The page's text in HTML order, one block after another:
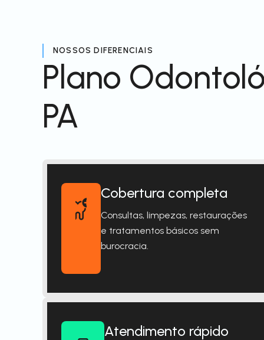
NOSSOS DIFERENCIAIS
Plano
PA
Cobertura completa
Consultas, limpezas, restaurações
e tratamentos básicos sem
burocracia.
Atendimento rápido